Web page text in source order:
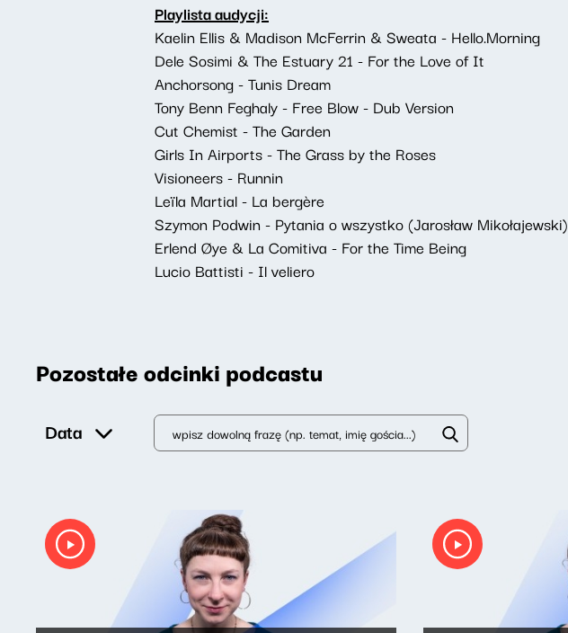
Playlista audycji:
Kaelin Ellis & Madison McFerrin & Sweata - Hello.Morning
Dele Sosimi & The Estuary 21 - For the Love of It
Anchorsong - Tunis Dream
Tony Benn Feghaly - Free Blow - Dub Version
Cut Chemist - The Garden
Girls In Airports - The Grass by the Roses
Visioneers - Runnin
Leïla Martial - La bergère
Szymon Podwin - Pytania o wszystko (Jarosław Mikołajewski)
Erlend Øye & La Comitiva - For the Time Being
Lucio Battisti - Il veliero
Pozostałe odcinki podcastu
Data